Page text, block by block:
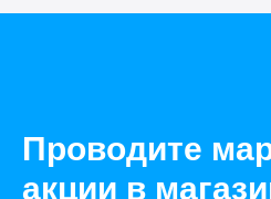
Проводите
акции в